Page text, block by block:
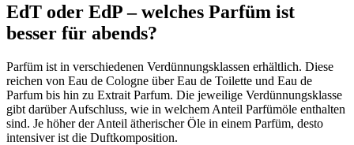
EdT oder EdP – welches Parfüm ist
besser für abends?
Parfüm ist in verschiedenen Verdünnungsklassen erhältlich. Diese
reichen von Eau de Cologne über Eau de Toilette und Eau de
Parfum bis hin zu Extrait Parfum. Die jeweilige Verdünnungsklasse
gibt darüber Aufschluss, wie in welchem Anteil Parfümöle enthalten
sind. Je höher der Anteil ätherischer Öle in einem Parfüm, desto
intensiver ist die Duftkomposition.